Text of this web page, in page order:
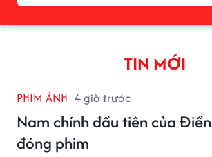
TIN MỚI
PHIM ẢNH 4 giờ trước
Nam chính đầu tiên của
đóng phim